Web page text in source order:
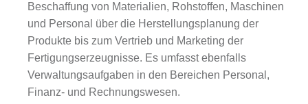
Beschaffung von Materialien, Rohstoffen, Maschinen
und Personal über die Herstellungsplanung der
Produkte bis zum Vertrieb und Marketing der
Fertigungserzeugnisse. Es umfasst ebenfalls
Verwaltungsaufgaben in den Bereichen Personal,
Finanz- und Rechnungswesen.